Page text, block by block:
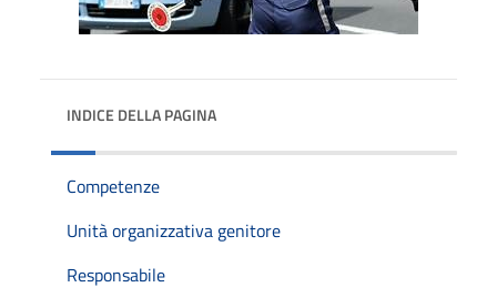
INDICE DELLA PAGINA
Competenze
Unità organizzativa genitore
Responsabile